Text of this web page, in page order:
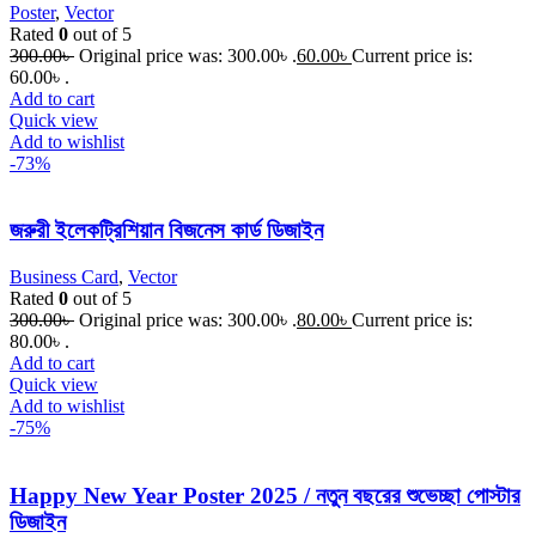
Poster, Vector
Rated 0 out of 5
300.00৳ Original price was: 300.00৳ .60.00৳ Current price is:
60.00৳ .
Add to cart
Quick view
Add to wishlist
-73%
জরুরী ইলেকট্রিশিয়ান বিজনেস কার্ড ডিজাইন
Business Card, Vector
Rated 0 out of 5
300.00৳ Original price was: 300.00৳ .80.00৳ Current price is:
80.00৳ .
Add to cart
Quick view
Add to wishlist
-75%
Happy New Year Poster 2025 / নতুন বছরের শুভেচ্ছা পোস্টার
ডিজাইন